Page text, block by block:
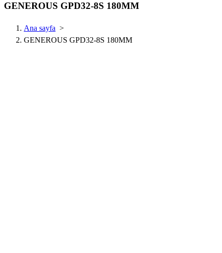
GENEROUS GPD32-8S 180MM
Ana sayfa >
GENEROUS GPD32-8S 180MM